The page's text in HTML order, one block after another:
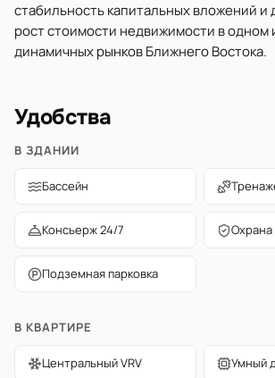
стабильность капитальных вложений и
рост стоимости недвижимости в одном
динамичных рынков Ближнего Востока.
Удобства
В ЗДАНИИ
Бассейн
Консьерж 24/7 Охрана
Подземная парковка
В КВАРТИРЕ
Центральный VRV Умный